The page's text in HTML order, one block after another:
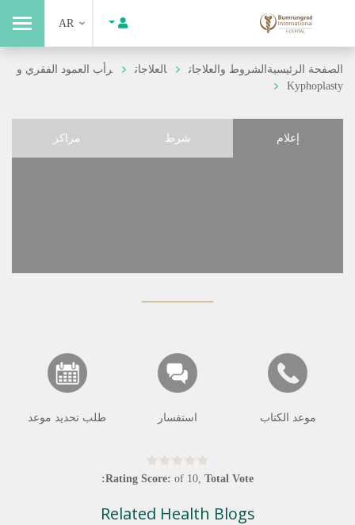
AR
الصفحة الرئيسيةالشروط والعلاجات العلاجات
رأب العمود الفقري و
Kyphoplasty
إعلام شرط مراكز
موعد الكتاب استفسار طلب تحديد موعد
Rating Score: of 10, Total Vote:
Related Health Blogs